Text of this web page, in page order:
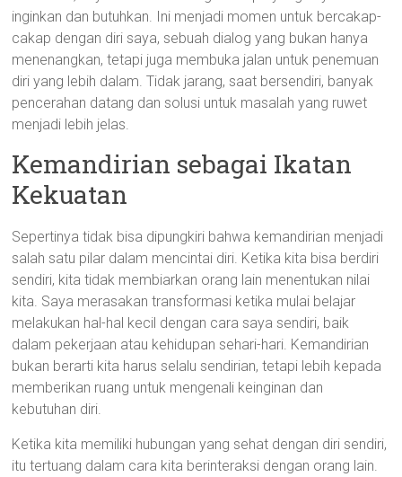
inginkan dan butuhkan. Ini menjadi momen untuk bercakap-
cakap dengan diri saya, sebuah dialog yang bukan hanya
menenangkan, tetapi juga membuka jalan untuk penemuan
diri yang lebih dalam. Tidak jarang, saat bersendiri, banyak
pencerahan datang dan solusi untuk masalah yang ruwet
menjadi lebih jelas.
Kemandirian sebagai Ikatan
Kekuatan
Sepertinya tidak bisa dipungkiri bahwa kemandirian menjadi
salah satu pilar dalam mencintai diri. Ketika kita bisa berdiri
sendiri, kita tidak membiarkan orang lain menentukan nilai
kita. Saya merasakan transformasi ketika mulai belajar
melakukan hal-hal kecil dengan cara saya sendiri, baik
dalam pekerjaan atau kehidupan sehari-hari. Kemandirian
bukan berarti kita harus selalu sendirian, tetapi lebih kepada
memberikan ruang untuk mengenali keinginan dan
kebutuhan diri.
Ketika kita memiliki hubungan yang sehat dengan diri sendiri,
itu tertuang dalam cara kita berinteraksi dengan orang lain.